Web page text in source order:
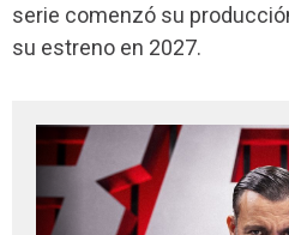
serie comenzó su
su estreno en 2027.